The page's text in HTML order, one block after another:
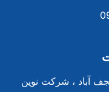
آباد ، شرکت نوین